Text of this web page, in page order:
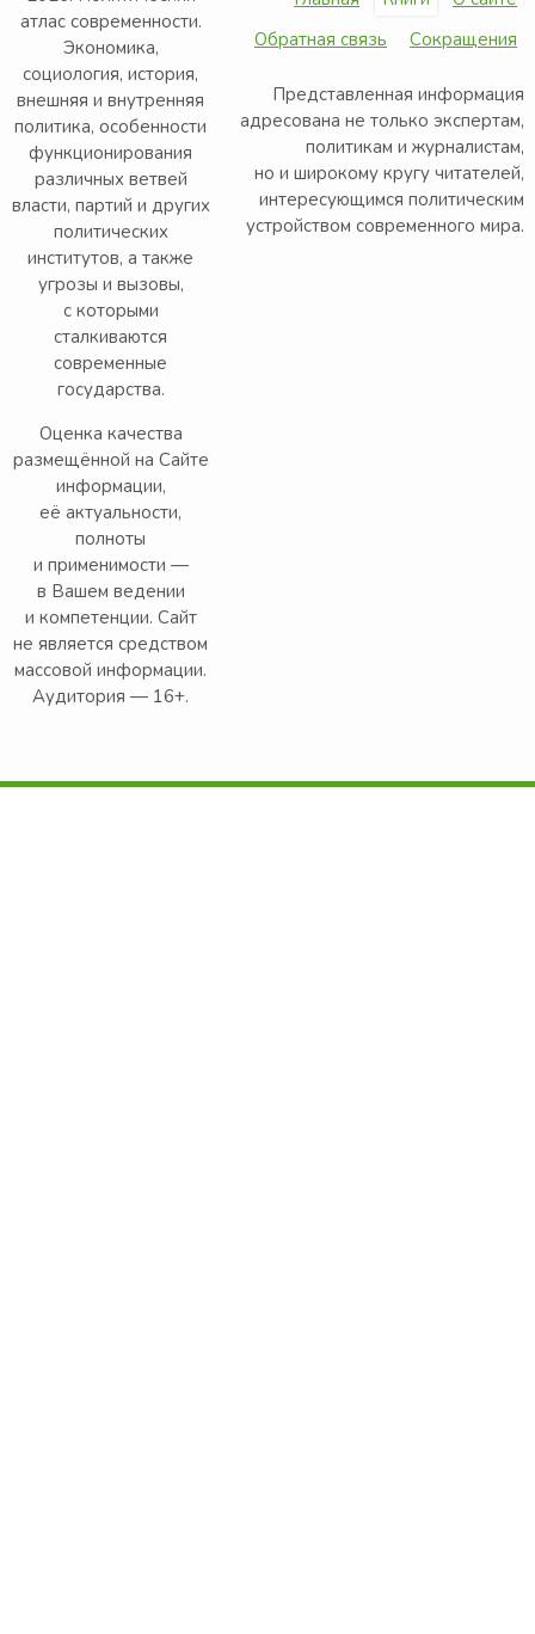
атлас современности.
Экономика,
социология, история,
внешняя и внутренняя
политика, особенности
функционирования
различных ветвей
власти, партий и других
политических
институтов, а также
угрозы и вызовы,
с которыми
сталкиваются
современные
государства.
Оценка качества
размещённой на Сайте
информации,
её актуальности,
полноты
и применимости —
в Вашем ведении
и компетенции. Сайт
не является средством
массовой информации.
Аудитория — 16+.
Обратная связь
Сокращения
Представленная информация
адресована не только экспертам,
политикам и журналистам,
но и широкому кругу читателей,
интересующимся политическим
устройством современного мира.